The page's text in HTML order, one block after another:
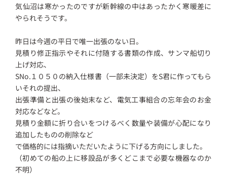
気仙沼は寒かったのですが新幹線の中はあったかく寒暖差に
やられそうです。
昨日は今週の平日で唯一出張のない日。
見積り修正指示やそれに付随する書類の作成、サンマ船切り
上げ対応、
SNo.１０５０の納入仕様書（一部未決定）をS君に作ってもら
いそれの提出、
出張準備と出張の後始末など、電気工事組合の忘年会のお金
対応などなど。
見積り金額に折り合いをつけるべく数量や装備が心配になり
追加したものの削除など
で価格的には指摘いただいたように下げる方向にしました。
（初めての船の上に移設品が多くどこまで必要な機器なのか
不明）